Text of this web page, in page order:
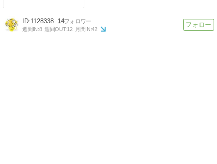
1128338 14
週間IN:8 週間OUT:12 月間IN:42